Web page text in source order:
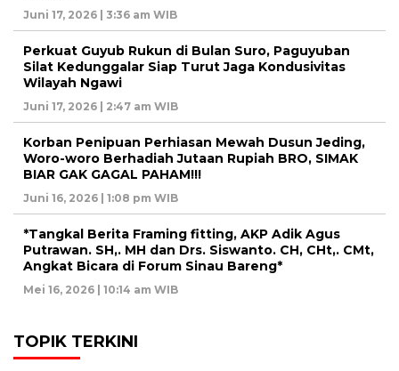
Juni 17, 2026 | 3:36 am WIB
Perkuat Guyub Rukun di Bulan Suro, Paguyuban
Silat Kedunggalar Siap Turut Jaga Kondusivitas
Wilayah Ngawi
Juni 17, 2026 | 2:47 am WIB
Korban Penipuan Perhiasan Mewah Dusun Jeding,
Woro-woro Berhadiah Jutaan Rupiah BRO, SIMAK
BIAR GAK GAGAL PAHAM!!!
Juni 16, 2026 | 1:08 pm WIB
*Tangkal Berita Framing fitting, AKP Adik Agus
Putrawan. SH,. MH dan Drs. Siswanto. CH, CHt,. CMt,
Angkat Bicara di Forum Sinau Bareng*
Mei 16, 2026 | 10:14 am WIB
TOPIK TERKINI